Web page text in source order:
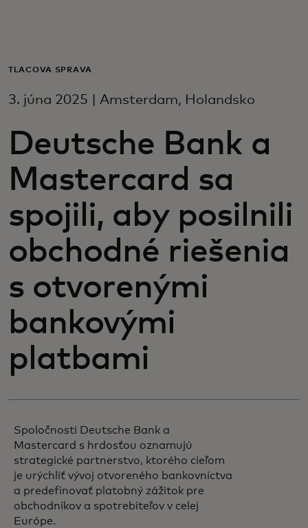
Pre firmy
Pre inovátorov
Novinky a trendy
TLAČOVÁ SPRÁVA
3. júna 2025 | Amsterdam, Holandsko
Deutsche Bank a
Mastercard sa
spojili, aby posilnili
obchodné riešenia
s otvorenými
bankovými
platbami
Spoločnosti Deutsche Bank a
Mastercard s hrdosťou oznamujú
strategické partnerstvo, ktorého cieľom
je urýchliť vývoj otvoreného bankovníctva
a predefinovať platobný zážitok pre
obchodníkov a spotrebiteľov v celej
Európe.